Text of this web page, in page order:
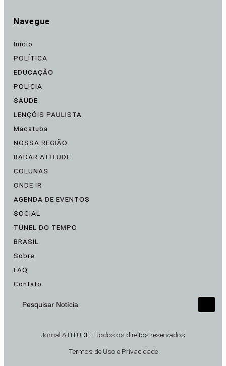
Navegue
Início
POLÍTICA
EDUCAÇÃO
POLÍCIA
SAÚDE
LENÇÓIS PAULISTA
Macatuba
NOSSA REGIÃO
RADAR ATITUDE
COLUNAS
ONDE IR
AGENDA DE EVENTOS
SOCIAL
TÚNEL DO TEMPO
BRASIL
Sobre
FAQ
Contato
Pesquisar Notícia
Jornal ATITUDE - Todos os direitos reservados
Termos de Uso e Privacidade